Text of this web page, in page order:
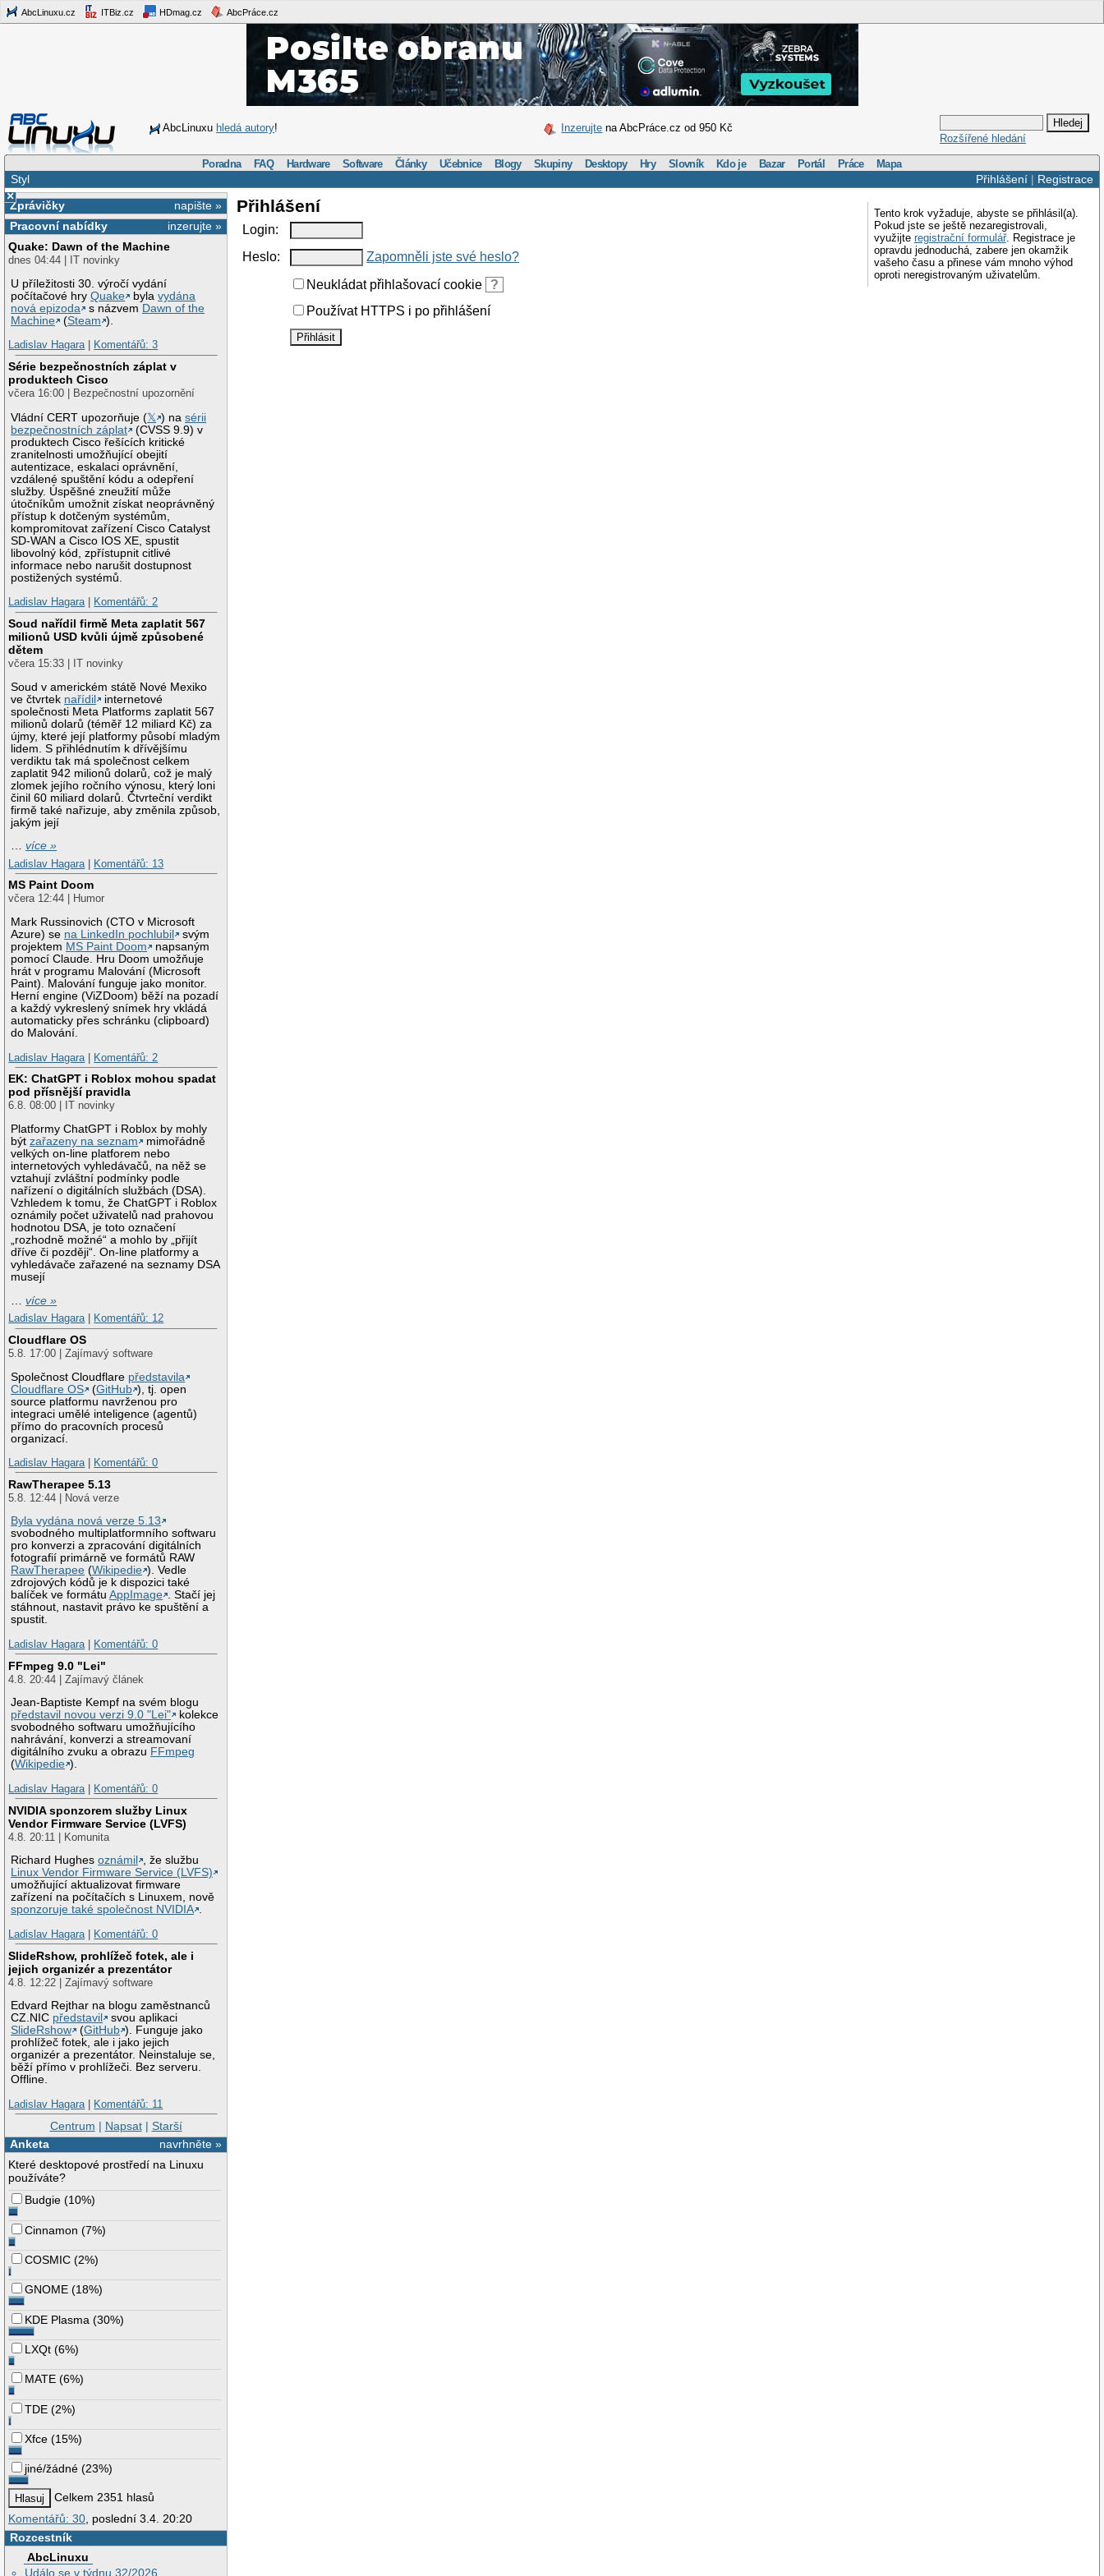
AbcLinuxu.cz ITBiz.cz HDmag.cz AbcPráce.cz
AbcLinuxu hledá autory! Inzerujte na AbcPráce.cz od 950 Kč
Rozšířené hledání
Poradna FAQ Hardware Software Články Učebnice Blogy Skupiny Desktopy Hry Slovník Kdo je Bazar Portál Práce Mapa
Přihlášení| Registrace
Styl
×
napište »
Zprávičky
inzerujte »
Pracovní nabídky
Quake: Dawn of the Machine
dnes 04:44 | IT novinky
U příležitosti 30. výročí vydání
počítačové hryQuake bylavydána
nová epizoda
s názvem Dawn of the
Machine
(Steam ).
Ladislav Hagara| Komentářů: 3
Série bezpečnostních záplat v
produktech Cisco
včera 16:00 | Bezpečnostní upozornění
Vládní CERT upozorňuje (𝕏 ) nasérii
bezpečnostních záplat
(CVSS 9.9) v
produktech Cisco řešících kritické
zranitelnosti umožňující obejití
autentizace, eskalaci oprávnění,
vzdálené spuštění kódu a odepření
služby. Úspěšné zneužití může
útočníkům umožnit získat neoprávněný
přístup k dotčeným systémům,
kompromitovat zařízení Cisco Catalyst
SD-WAN a Cisco IOS XE, spustit
libovolný kód, zpřístupnit citlivé
informace nebo narušit dostupnost
postižených systémů.
Ladislav Hagara| Komentářů: 2
Soud nařídil firmě Meta zaplatit 567
milionů USD kvůli újmě způsobené
dětem
včera 15:33 | IT novinky
Soud v americkém státě Nové Mexiko
ve čtvrtek nařídil
internetové
společnosti Meta Platforms zaplatit 567
milionů dolarů (téměř 12 miliard Kč) za
újmy, které její platformy působí mladým
lidem. S přihlédnutím k dřívějšímu
verdiktu tak má společnost celkem
zaplatit 942 milionů dolarů, což je malý
zlomek jejího ročního výnosu, který loni
činil 60 miliard dolarů. Čtvrteční verdikt
firmě také nařizuje, aby změnila způsob,
jakým její
…více »
Ladislav Hagara
Komentářů: 13
MS Paint Doom
včera 12:44 | Humor
Mark Russinovich (CTO v Microsoft
Azure) se na LinkedIn pochlubil
svým
projektem MS Paint Doom
napsaným
pomocí Claude. Hru Doom umožňuje
hrát v programu Malování (Microsoft
Paint). Malování funguje jako monitor.
Herní engine (ViZDoom) běží na pozadí
a každý vykreslený snímek hry vkládá
automaticky přes schránku (clipboard)
do Malování.
Ladislav Hagara
Komentářů: 2
EK: ChatGPT i Roblox mohou spadat
pod přísnější pravidla
6.8. 08:00 | IT novinky
Platformy ChatGPT i Roblox by mohly
býtzařazeny na seznam
mimořádně
velkých on-line platforem nebo
internetových vyhledávačů, na něž se
vztahují zvláštní podmínky podle
nařízení o digitálních službách (DSA).
Vzhledem k tomu, že ChatGPT i Roblox
oznámily počet uživatelů nad prahovou
hodnotou DSA, je toto označení
„rozhodně možné“ a mohlo by „přijít
dříve či později“. On-line platformy a
vyhledávače zařazené na seznamy DSA
musejí
…více »
Ladislav Hagara| Komentářů: 12
Cloudflare OS
5.8. 17:00 | Zajímavý software
Společnost Cloudflare představila
Cloudflare OS
(GitHub ), tj. open
source platformu navrženou pro
integraci umělé inteligence (agentů)
přímo do pracovních procesů
organizací.
Ladislav Hagara| Komentářů: 0
RawTherapee 5.13
5.8. 12:44 | Nová verze
Byla vydána nová verze 5.13
svobodného multiplatformního softwaru
pro konverzi a zpracování digitálních
fotografií primárně ve formátů RAW
RawTherapee (Wikipedie ). Vedle
zdrojových kódů je k dispozici také
balíček ve formátuAppImage . Stačí jej
stáhnout, nastavit právo ke spuštění a
spustit.
Ladislav Hagara| Komentářů: 0
FFmpeg 9.0 "Lei"
4.8. 20:44 | Zajímavý článek
Jean-Baptiste Kempf na svém blogu
představil novou verzi 9.0 "Lei"
kolekce
svobodného softwaru umožňujícího
nahrávání, konverzi a streamovaní
digitálního zvuku a obrazu FFmpeg
(Wikipedie ).
Ladislav Hagara| Komentářů: 0
NVIDIA sponzorem služby Linux
Vendor Firmware Service (LVFS)
4.8. 20:11 | Komunita
Richard Hughesoznámil
, že službu
Linux Vendor Firmware Service (LVFS)
umožňující aktualizovat firmware
zařízení na počítačích s Linuxem, nově
sponzoruje také společnost NVIDIA .
Ladislav Hagara| Komentářů: 0
SlideRshow, prohlížeč fotek, ale i
jejich organizér a prezentátor
4.8. 12:22 | Zajímavý software
Edvard Rejthar na blogu zaměstnanců
CZ.NIC představil
svou aplikaci
SlideRshow
(GitHub ). Funguje jako
prohlížeč fotek, ale i jako jejich
organizér a prezentátor. Neinstaluje se,
běží přímo v prohlížeči. Bez serveru.
Offline.
Ladislav Hagara| Komentářů: 11
Centrum | Napsat| Starší
navrhněte »
Anketa
Které desktopové prostředí na Linuxu
používáte?
Budgie (10%)
Cinnamon (7%)
COSMIC (2%)
GNOME (18%)
KDE Plasma (30%)
LXQt (6%)
MATE (6%)
TDE (2%)
Xfce (15%)
jiné/žádné (23%)
Celkem 2351 hlasů
Komentářů: 30 , poslední 3.4. 20:20
Rozcestník
AbcLinuxu
Událo se v týdnu 32/2026
Tento krok vyžaduje, abyste se přihlásil(a).
Pokud jste se ještě nezaregistrovali,
využijte registrační formulář. Registrace je
opravdu jednoduchá, zabere jen okamžik
vašeho času a přinese vám mnoho výhod
oproti neregistrovaným uživatelům.
Přihlášení
Login:
Heslo:
Zapomněli jste své heslo?
Neukládat přihlašovací cookie
?
Používat HTTPS i po přihlášení